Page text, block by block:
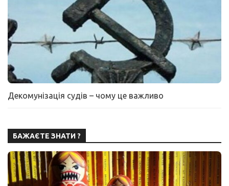
Декомунізація судів – чому це важливо
БАЖАЄТЕ ЗНАТИ ?